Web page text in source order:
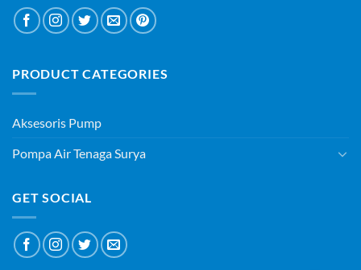
PRODUCT CATEGORIES
Aksesoris Pump
Pompa Air Tenaga Surya
GET SOCIAL